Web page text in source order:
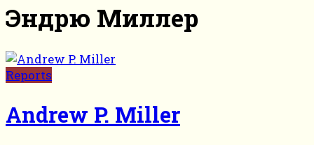
Эндрю Миллер
Reports
Andrew P. Miller